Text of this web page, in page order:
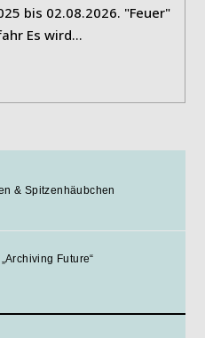
bis 02.08.2026. "Feuer"
Es wird…
& Spitzenhäubchen
Future“